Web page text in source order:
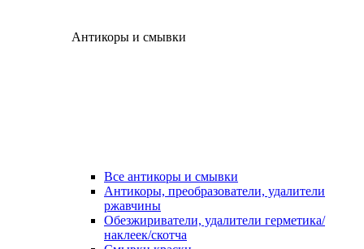
Антикоры и смывки
Все антикоры и смывки
Антикоры, преобразователи, удалители
ржавчины
Обезжириватели, удалители герметика/
наклеек/скотча